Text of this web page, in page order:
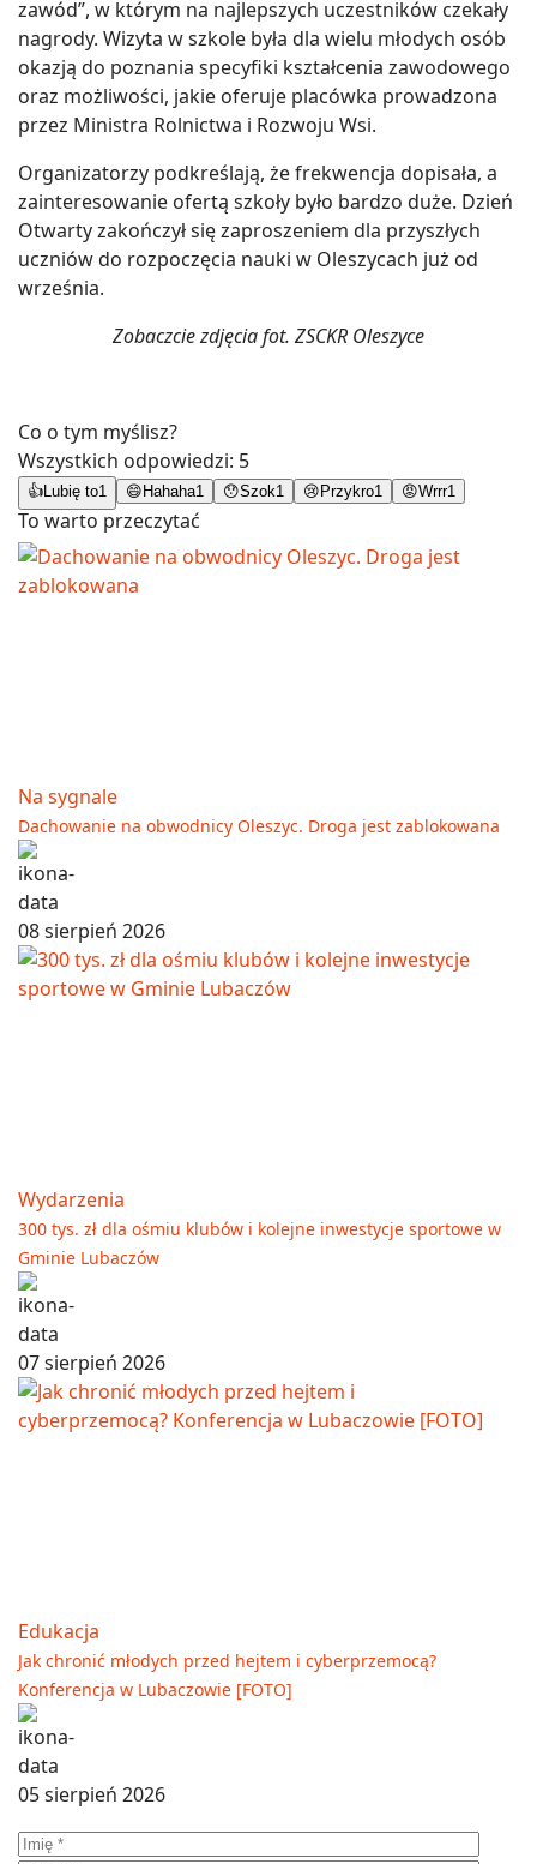
zawód”, w którym na najlepszych uczestników czekały
nagrody. Wizyta w szkole była dla wielu młodych osób
okazją do poznania specyfiki kształcenia zawodowego
oraz możliwości, jakie oferuje placówka prowadzona
przez Ministra Rolnictwa i Rozwoju Wsi.
Organizatorzy podkreślają, że frekwencja dopisała, a
zainteresowanie ofertą szkoły było bardzo duże. Dzień
Otwarty zakończył się zaproszeniem dla przyszłych
uczniów do rozpoczęcia nauki w Oleszycach już od
września.
Zobaczcie zdjęcia fot. ZSCKR Oleszyce
Co o tym myślisz?
Wszystkich odpowiedzi: 5
👍 Lubię to1 😄 Hahaha1 😯Szok1 😢 Przykro1 😡Wrrr1
To warto przeczytać
Na sygnale
Dachowanie na obwodnicy Oleszyc. Droga jest zablokowana
08 sierpień 2026
Wydarzenia
300 tys. zł dla ośmiu klubów i kolejne inwestycje sportowe w
Gminie Lubaczów
07 sierpień 2026
Edukacja
Jak chronić młodych przed hejtem i cyberprzemocą?
Konferencja w Lubaczowie [FOTO]
05 sierpień 2026